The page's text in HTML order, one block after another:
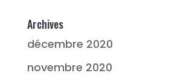
Archives
décembre 2020
novembre 2020